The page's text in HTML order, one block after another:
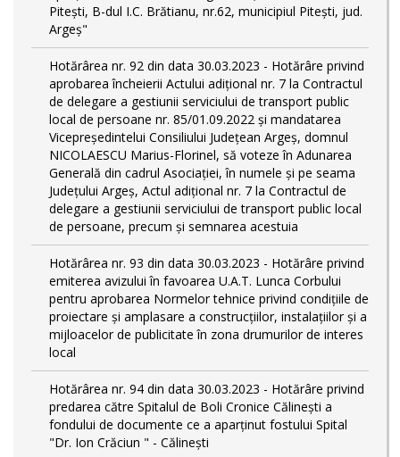
Pitești, B-dul I.C. Brătianu, nr.62, municipiul Pitești, jud.
Argeș"
Hotărârea nr. 92 din data 30.03.2023 - Hotărâre privind
aprobarea încheierii Actului adițional nr. 7 la Contractul
de delegare a gestiunii serviciului de transport public
local de persoane nr. 85/01.09.2022 și mandatarea
Vicepreședintelui Consiliului Județean Argeș, domnul
NICOLAESCU Marius-Florinel, să voteze în Adunarea
Generală din cadrul Asociației, în numele și pe seama
Județului Argeș, Actul adițional nr. 7 la Contractul de
delegare a gestiunii serviciului de transport public local
de persoane, precum și semnarea acestuia
Hotărârea nr. 93 din data 30.03.2023 - Hotărâre privind
emiterea avizului în favoarea U.A.T. Lunca Corbului
pentru aprobarea Normelor tehnice privind condiţiile de
proiectare şi amplasare a construcţiilor, instalaţiilor şi a
mijloacelor de publicitate în zona drumurilor de interes
local
Hotărârea nr. 94 din data 30.03.2023 - Hotărâre privind
predarea către Spitalul de Boli Cronice Călinești a
fondului de documente ce a aparținut fostului Spital
"Dr. Ion Crăciun " - Călinești